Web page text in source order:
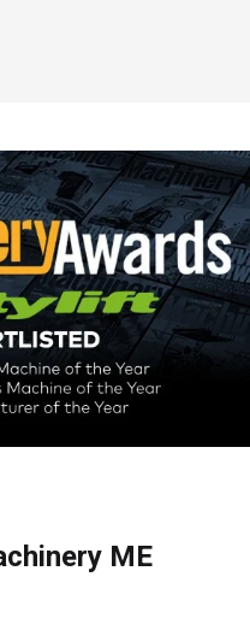
ME
English
English
Español
Français
Deutsch
Español
Nederlands